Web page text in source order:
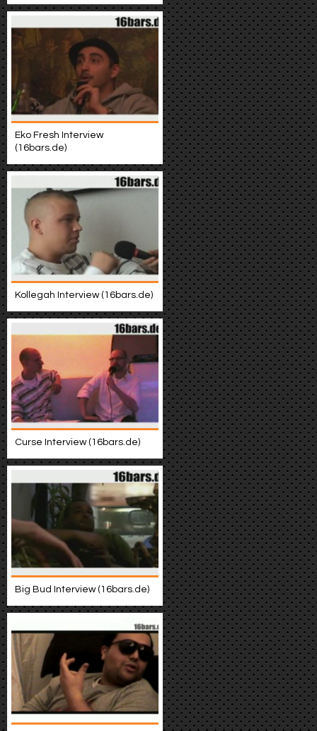
Eko Fresh Interview
(16bars.de)
Kollegah Interview (16bars.de)
Curse Interview (16bars.de)
Big Bud Interview (16bars.de)